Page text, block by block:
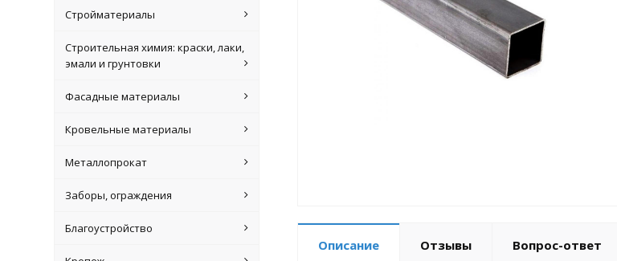
Стройматериалы
Строительная химия: краски, лаки,
эмали и грунтовки
Фасадные материалы
Кровельные материалы
Металлопрокат
Заборы, ограждения
Благоустройство
Описание Отзывы Вопрос-ответ